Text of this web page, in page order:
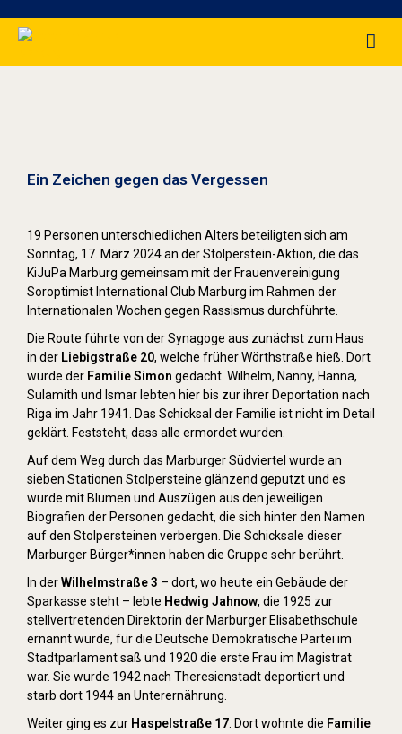
Ein Zeichen gegen das Vergessen
19 Personen unterschiedlichen Alters beteiligten sich am
Sonntag, 17. März 2024 an der Stolperstein-Aktion, die das
KiJuPa Marburg gemeinsam mit der Frauenvereinigung
Soroptimist International Club Marburg im Rahmen der
Internationalen Wochen gegen Rassismus durchführte.
Die Route führte von der Synagoge aus zunächst zum Haus
in der Liebigstraße 20, welche früher Wörthstraße hieß. Dort
wurde der Familie Simon gedacht. Wilhelm, Nanny, Hanna,
Sulamith und Ismar lebten hier bis zur ihrer Deportation nach
Riga im Jahr 1941. Das Schicksal der Familie ist nicht im Detail
geklärt. Feststeht, dass alle ermordet wurden.
Auf dem Weg durch das Marburger Südviertel wurde an
sieben Stationen Stolpersteine glänzend geputzt und es
wurde mit Blumen und Auszügen aus den jeweiligen
Biografien der Personen gedacht, die sich hinter den Namen
auf den Stolpersteinen verbergen. Die Schicksale dieser
Marburger Bürger*innen haben die Gruppe sehr berührt.
In derWilhelmstraße 3 – dort, wo heute ein Gebäude der
Sparkasse steht – lebte Hedwig Jahnow, die 1925 zur
stellvertretenden Direktorin der Marburger Elisabethschule
ernannt wurde, für die Deutsche Demokratische Partei im
Stadtparlament saß und 1920 die erste Frau im Magistrat
war. Sie wurde 1942 nach Theresienstadt deportiert und
starb dort 1944 an Unterernährung.
Weiter ging es zur Haspelstraße 17 . Dort wohnte die Familie